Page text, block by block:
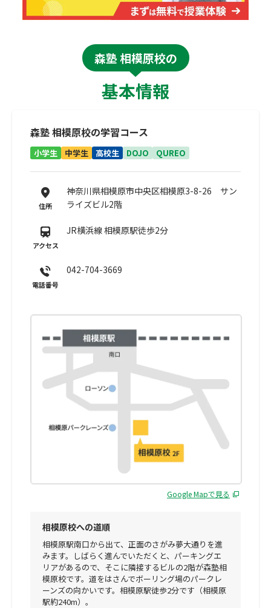
森塾 相模原校の
基本情報
森塾 相模原校の学習コース
小学生 中学生 高校生 DOJO QUREO
住所
神奈川県相模原市中央区相模原3-8-26 サン
ライズビル2階
アクセス
JR横浜線 相模原駅徒歩2分
電話番号
042-704-3669
Google Mapで見る
相模原校への道順
相模原駅南口から出て、正面のさがみ夢大通りを進
みます。しばらく進んでいただくと、パーキングエ
リアがあるので、そこに隣接するビルの2階が森塾相
模原校です。道をはさんでボーリング場のパークレ
ーンズの向かいです。相模原駅徒歩2分です（相模原
駅約240m）。